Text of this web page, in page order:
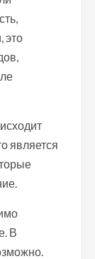
это
является
В